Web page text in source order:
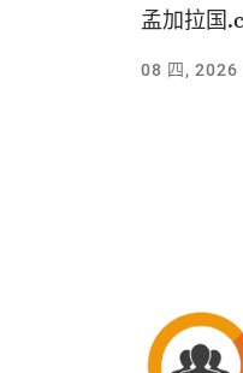
孟加拉国
08 四, 2026